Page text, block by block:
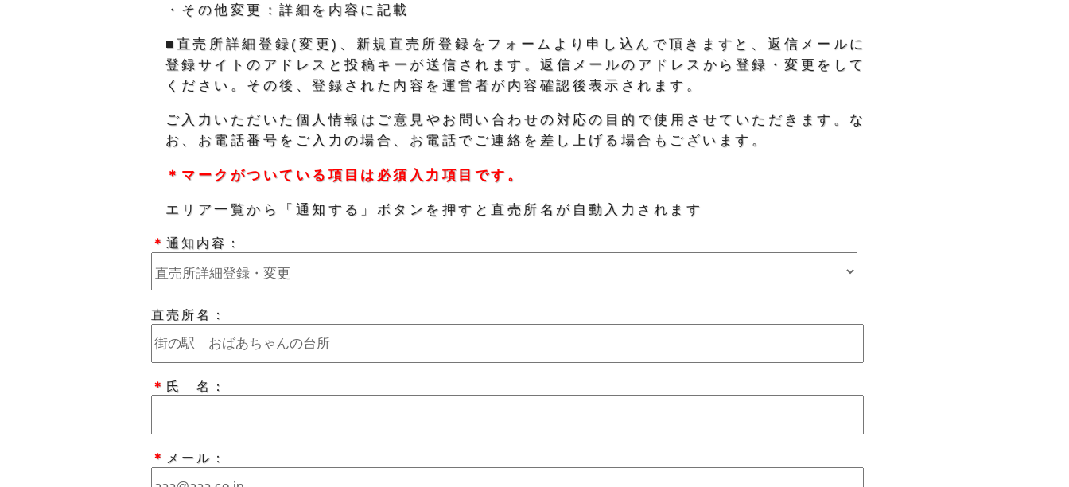
・その他変更：詳細を内容に記載
■直売所詳細登録(変更)、新規直売所登録をフォームより申し込んで頂きますと、返信メールに
登録サイトのアドレスと投稿キーが送信されます。返信メールのアドレスから登録・変更をして
ください。その後、登録された内容を運営者が内容確認後表示されます。
ご入力いただいた個人情報はご意見やお問い合わせの対応の目的で使用させていただきます。な
お、お電話番号をご入力の場合、お電話でご連絡を差し上げる場合もございます。
＊マークがついている項目は必須入力項目です。
エリア一覧から「通知する」ボタンを押すと直売所名が自動入力されます
＊ 通知内容：
直売所名：
＊ 氏 名：
＊ メール：